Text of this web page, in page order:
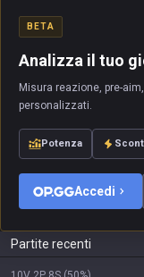
BETA
Analizza il tuo
Misura reazione, pre-
personalizzati.
Potenza
Accedi
Partite recenti